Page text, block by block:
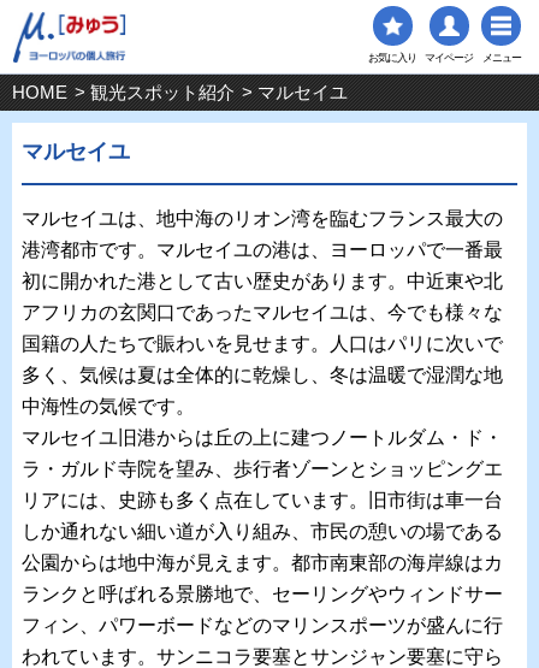
お気に入り マイページ メニュー
HOME >観光スポット紹介 > マルセイユ
マルセイユ
マルセイユは、地中海のリオン湾を臨むフランス最大の
港湾都市です。マルセイユの港は、ヨーロッパで一番最
初に開かれた港として古い歴史があります。中近東や北
アフリカの玄関口であったマルセイユは、今でも様々な
国籍の人たちで賑わいを見せます。人口はパリに次いで
多く、気候は夏は全体的に乾燥し、冬は温暖で湿潤な地
中海性の気候です。
マルセイユ旧港からは丘の上に建つノートルダム・ド・
ラ・ガルド寺院を望み、歩行者ゾーンとショッピングエ
リアには、史跡も多く点在しています。旧市街は車一台
しか通れない細い道が入り組み、市民の憩いの場である
公園からは地中海が見えます。都市南東部の海岸線はカ
ランクと呼ばれる景勝地で、セーリングやウィンドサー
フィン、パワーボードなどのマリンスポーツが盛んに行
われています。サンニコラ要塞とサンジャン要塞に守ら